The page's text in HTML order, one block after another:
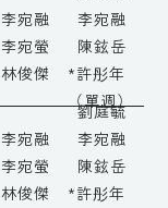
李宛融
李宛螢
林俊傑
李宛融
李宛螢
林俊傑
李宛融
陳鉉岳
*許彤年
（單週）
劉庭毓
李宛融
陳鉉岳
*許彤年